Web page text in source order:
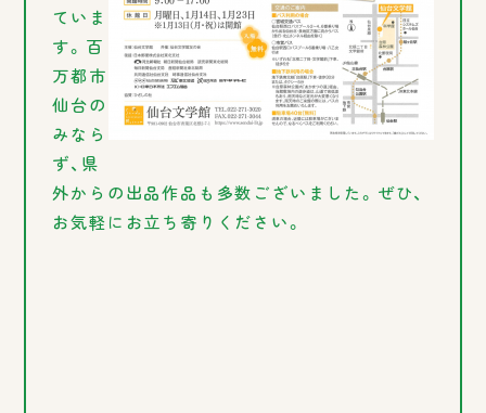
ていま
す。百
万都市
仙台の
みなら
ず、県
外からの出品作品も多数ございました。ぜひ、
お気軽にお立ち寄りください。